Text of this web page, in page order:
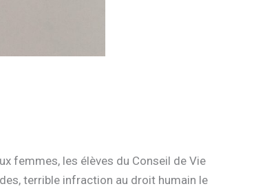
femmes, les élèves du Conseil de Vie
terrible infraction au droit humain le